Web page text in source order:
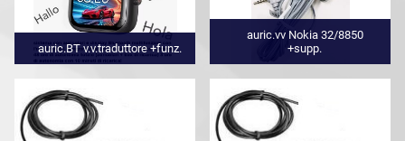
auric.BT v.v.traduttore +funz.
auric.vv Nokia 32/8850
+supp.